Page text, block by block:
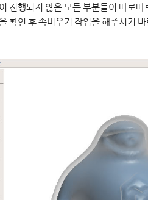
진행되지 않은 모든 부분들이 따로
확인 후 속비우기 작업을 해주시기